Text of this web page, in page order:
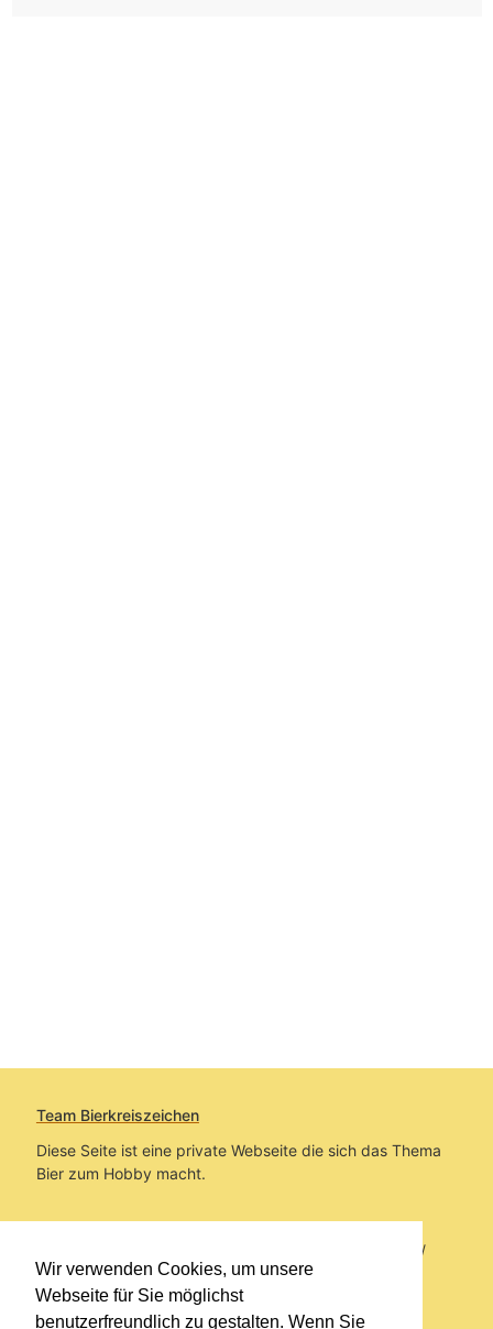
Wir verwenden Cookies, um unsere
Webseite für Sie möglichst
benutzerfreundlich zu gestalten. Wenn Sie
Team Bierkreiszeichen
Diese Seite ist eine private Webseite die sich das Thema
Bier zum Hobby macht.
Sie befinden sich auf https://www.bierkreiszeichen.at/
im Pfad:Bierkreiszeichen/Gesammelte Biere